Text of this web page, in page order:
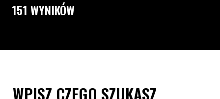
151 WYNIKÓW
Opcje wyszukiwania i filtrowania treści
Wyszukiwarka